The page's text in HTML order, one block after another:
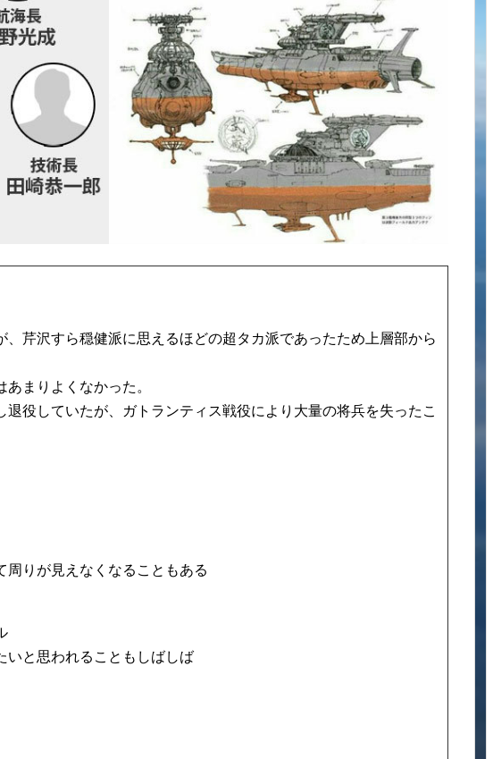
、芹沢すら穏健派に思えるほどの超タカ派であったため上層部から
まりよくなかった。
退役していたが、ガトランティス戦役により大量の将兵を失ったこ
周りが見えなくなることもある
いと思われることもしばしば